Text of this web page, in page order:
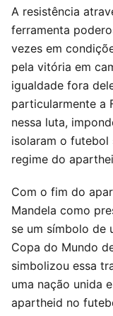
A resistência
ferramenta
vezes em
pela vitória em
igualdade fora
particularmente a
nessa luta,
isolaram o futebol
regime do
Com o fim do
Mandela como
se um símbolo de
Copa do Mundo
simbolizou essa
uma nação unida
apartheid no